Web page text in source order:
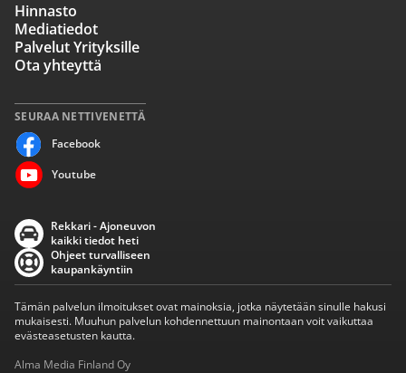
SEURAA NETTIVENETTÄ
Facebook
Youtube
Hinnasto
Mediatiedot
Palvelut Yrityksille
Ota yhteyttä
Rekkari - Ajoneuvon
kaikki tiedot heti
Ohjeet turvalliseen
kaupankäyntiin
Tämän palvelun ilmoitukset ovat mainoksia, jotka näytetään sinulle hakusi
mukaisesti. Muuhun palvelun kohdennettuun mainontaan voit vaikuttaa
evästeasetusten kautta.
Alma Media Finland Oy